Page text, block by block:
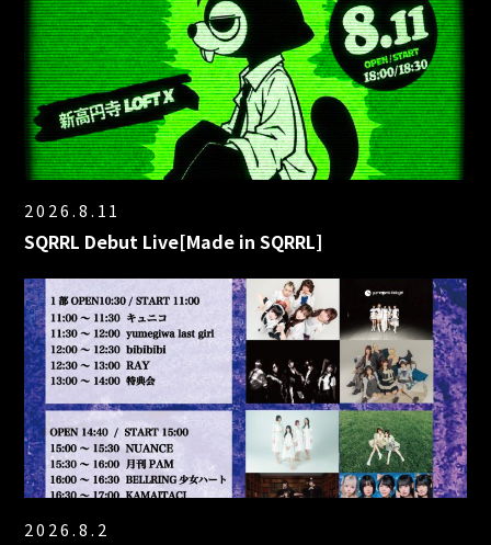
2026.8.11
SQRRL Debut Live[Made in SQRRL]
2026.8.2